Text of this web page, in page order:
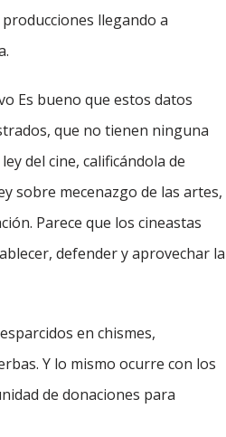
llegando a
Es bueno que estos datos
que no tienen ninguna
del cine, calificándola de
sobre mecenazgo de las artes,
Parece que los cineastas
defender y aprovechar la
en chismes,
Y lo mismo ocurre con los
de donaciones para